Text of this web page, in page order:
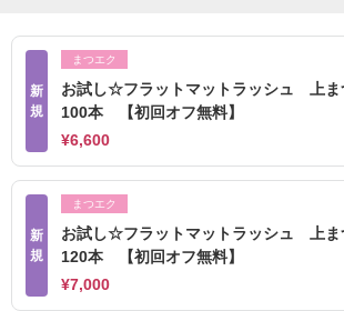
新
規
まつエク
お試し☆フラットマットラッシュ 上ま
100本 【初回オフ無料】
¥6,600
新
規
まつエク
お試し☆フラットマットラッシュ 上ま
120本 【初回オフ無料】
¥7,000